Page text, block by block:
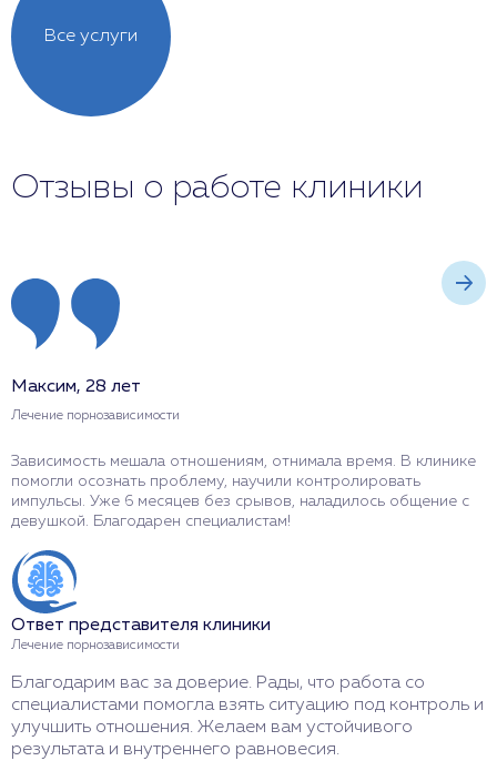
Все услуги
Отзывы о работе клиники
Максим, 28 лет
Лечение порнозависимости
Зависимость мешала отношениям, отнимала время. В клинике
помогли осознать проблему, научили контролировать
импульсы. Уже 6 месяцев без срывов, наладилось общение с
девушкой. Благодарен специалистам!
Ответ представителя клиники
Лечение порнозависимости
Благодарим вас за доверие. Рады, что работа со
специалистами помогла взять ситуацию под контроль и
улучшить отношения. Желаем вам устойчивого
результата и внутреннего равновесия.